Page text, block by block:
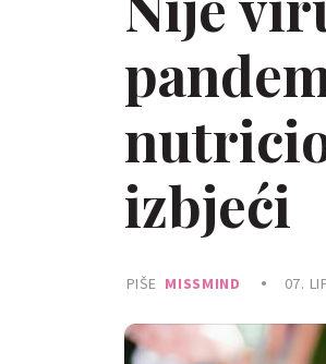
izbjeći
PIŠE MISSMIND 07.